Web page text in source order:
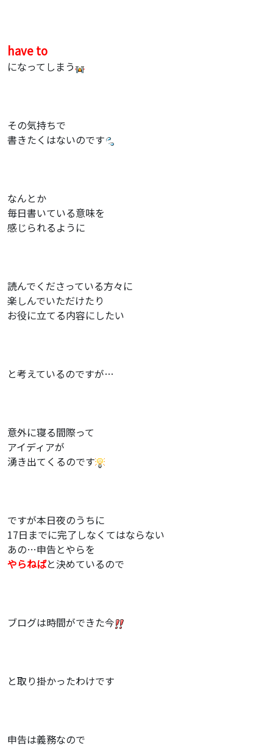
have to
になってしまう
その気持ちで
書きたくはないのです
なんとか
毎日書いている意味を
感じられるように
読んでくださっている方々に
楽しんでいただけたり
お役に立てる内容にしたい
と考えているのですが…
意外に寝る間際って
アイディアが
湧き出てくるのです
ですが本日夜のうちに
17日までに完了しなくてはならない
あの…申告とやらを
やらねばと決めているので
ブログは時間ができた今
と取り掛かったわけです
申告は義務なので